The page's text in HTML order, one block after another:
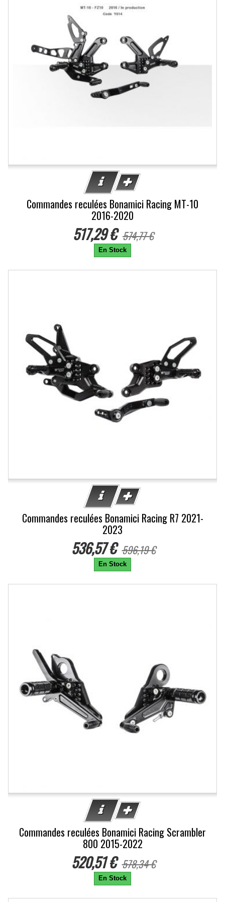
Commandes reculées Bonamici Racing MT-10
2016-2020
517,29 € 574,77 €
En Stock
Commandes reculées Bonamici Racing R7 2021-
2023
536,57 € 596,19 €
En Stock
Commandes reculées Bonamici Racing Scrambler
800 2015-2022
520,51 € 578,34 €
En Stock